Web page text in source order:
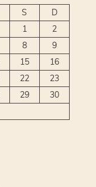
S
D
1
2
8
9
15
16
22
23
29
30